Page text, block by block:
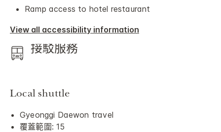
Ramp access to hotel restaurant
View all accessibility information
接駁服務
Local shuttle
Gyeonggi Daewon travel
覆蓋範圍: 15